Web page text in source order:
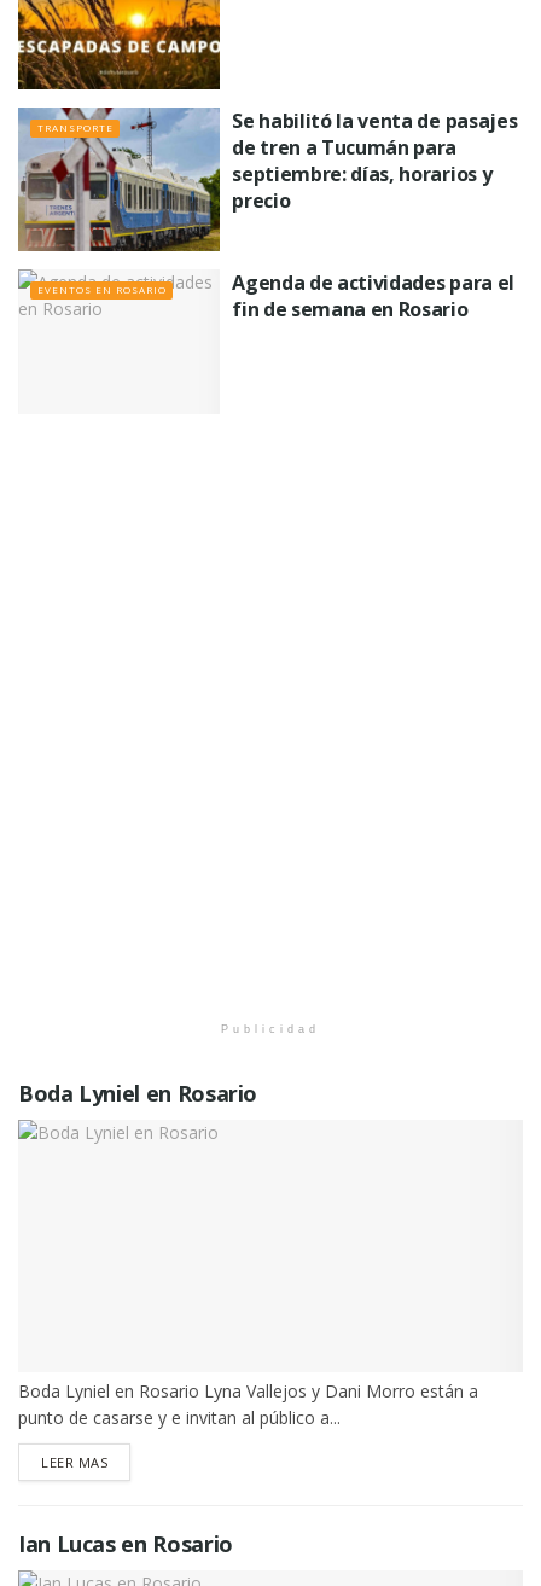
TRANSPORTE
Se habilitó la venta de pasajes
de tren a Tucumán para
septiembre: días, horarios y
precio
EVENTOS EN ROSARIO
Agenda de actividades para el
fin de semana en Rosario
Publicidad
Boda Lyniel en Rosario
Boda Lyniel en Rosario Lyna Vallejos y Dani Morro están a
punto de casarse y e invitan al público a...
LEER MASDETAILS
Ian Lucas en Rosario